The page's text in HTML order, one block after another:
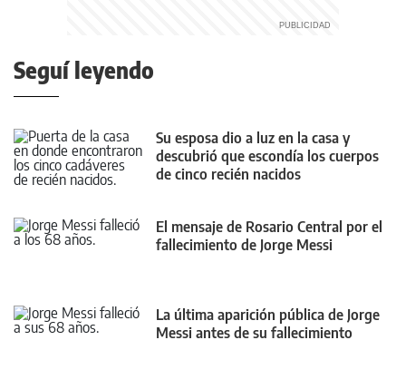
Seguí leyendo
Su esposa dio a luz en la casa y
descubrió que escondía los cuerpos
de cinco recién nacidos
El mensaje de Rosario Central por el
fallecimiento de Jorge Messi
La última aparición pública de Jorge
Messi antes de su fallecimiento